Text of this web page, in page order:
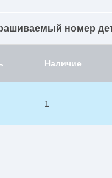
номер
Наличие
1